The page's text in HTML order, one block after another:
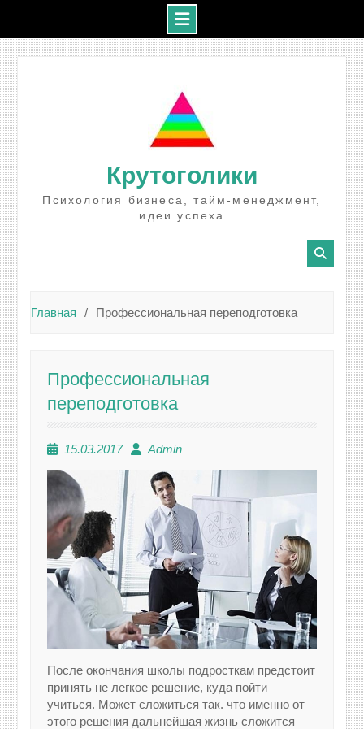
Крутоголики
Психология бизнеса, тайм-менеджмент,
идеи успеха
Главная Профессиональная переподготовка
Профессиональная
переподготовка
15.03.2017 Admin
После окончания школы подросткам предстоит
принять не легкое решение, куда пойти
учиться. Может сложиться так. что именно от
этого решения дальнейшая жизнь сложится